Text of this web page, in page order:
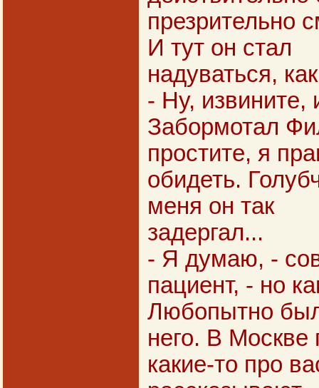
презрительно
И тут он стал
надуваться,
- Ну, извините,
Забормотал
простите, я
обидеть.
меня он так
задергал...
- Я думаю, -
пациент, - но
Любопытно
него. В
какие-то про